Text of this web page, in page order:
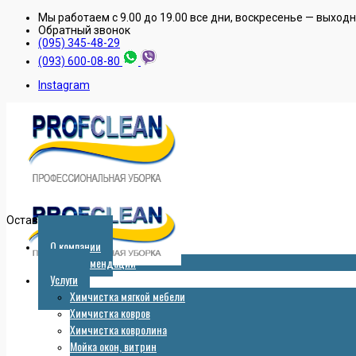
Мы работаем с 9.00 до 19.00 все дни, воскресенье —
Обратный звонок
(095) 345-48-29
(093) 600-08-80
Instagram
Оставить заявку
О компании
Рекомендации
Услуги
Химчистка мягкой мебели
Химчистка ковров
Химчистка ковролина
Мойка окон, витрин